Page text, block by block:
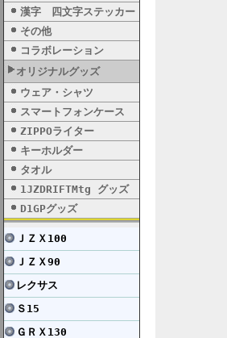
漢字 四文字ステッカー
その他
コラボレーション
オリジナルグッズ
ウェア・シャツ
スマートフォンケース
ZIPPOライター
キーホルダー
タオル
1JZDRIFTMtg グッズ
D1GPグッズ
ＪＺＸ100
ＪＺＸ90
レクサス
Ｓ15
ＧＲＸ130